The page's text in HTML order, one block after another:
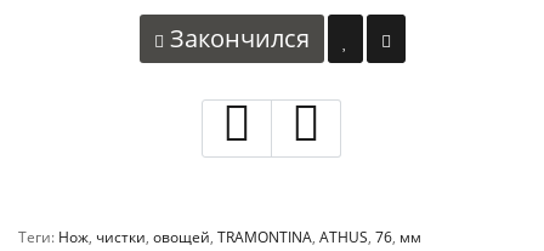
Закончился
Теги: Нож, чистки, овощей, TRAMONTINA, ATHUS, 76, мм